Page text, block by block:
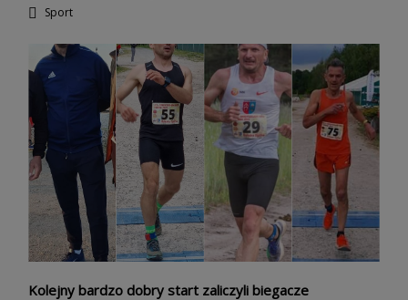
Sport
Kolejny bardzo dobry start zaliczyli biegacze